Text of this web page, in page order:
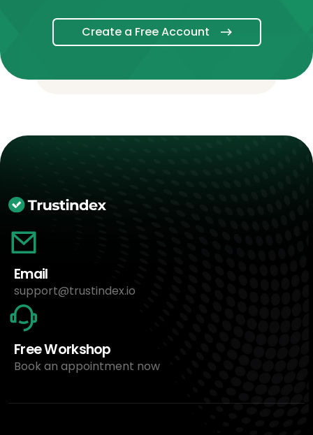
Create a Free Account
Email
support@trustindex.io
Free Workshop
Book an appointment now